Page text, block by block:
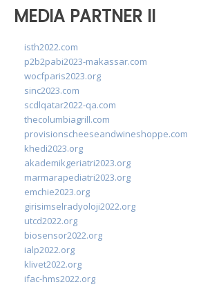
MEDIA PARTNER II
isth2022.com
p2b2pabi2023-makassar.com
wocfparis2023.org
sinc2023.com
scdlqatar2022-qa.com
thecolumbiagrill.com
provisionscheeseandwineshoppe.com
khedi2023.org
akademikgeriatri2023.org
marmarapediatri2023.org
emchie2023.org
girisimselradyoloji2022.org
utcd2022.org
biosensor2022.org
ialp2022.org
klivet2022.org
ifac-hms2022.org